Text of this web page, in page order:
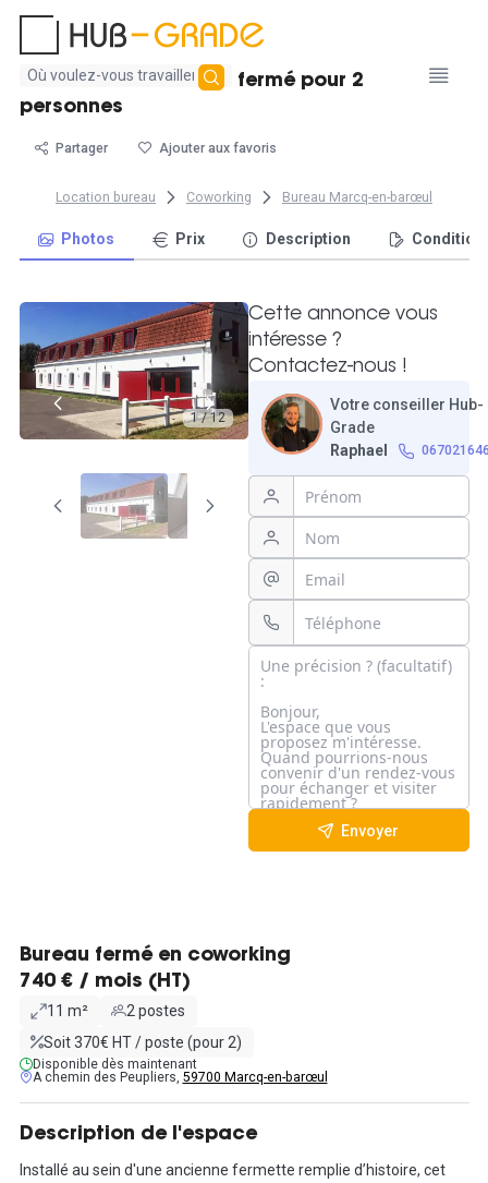
Aucun
trouvé
Location d'un bureau fermé pour 2
personnes
Partager Ajouter aux favoris
Location bureau Coworking Bureau Marcq-en-barœul
Photos Prix Description
1 / 12
Cette annonce vous
intéresse ?
Contactez-nous !
Votre conseiller Hub-
Grade
Raphael
Envoyer
Bureau fermé en coworking
740 € / mois (HT)
11 m²
2 postes
Soit 370€ HT / poste (pour 2)
Disponible dès maintenant
A chemin des Peupliers, 59700 Marcq-en-barœul
Description de l'espace
Installé au sein d'une ancienne fermette remplie d’histoire, cet